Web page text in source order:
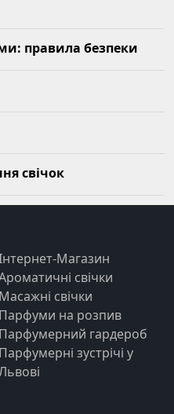
правила безпеки
свічок
Магазин
свічки
Масажні свічки
Парфуми на розпив
Парфумерний гардероб
Парфумерні зустрічі у